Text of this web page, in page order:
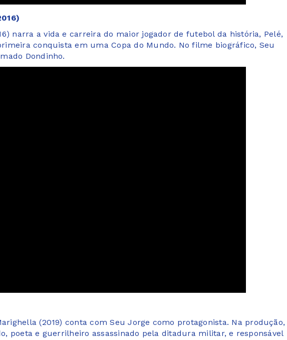
narra a vida e carreira do maior jogador de futebol da história, Pelé,
conquista em uma Copa do Mundo. No filme biográfico, Seu
Dondinho.
(2019) conta com Seu Jorge como protagonista. Na produção,
poeta e guerrilheiro assassinado pela ditadura militar, e responsável